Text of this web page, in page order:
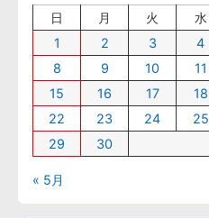
日 月 火 水
1
2 3 4
8
9 10 11
15
16 17 18
22
23 24 25
29
30
« 5月